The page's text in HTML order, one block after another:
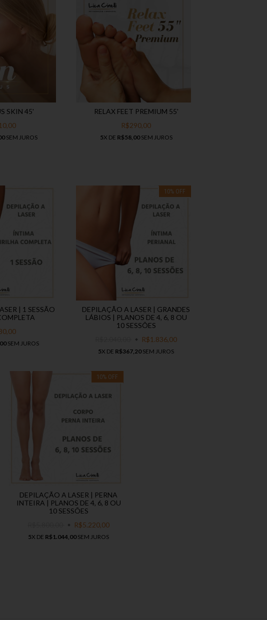
SKIN 45'
SEM JUROS
RELAX FEET PREMIUM 55'
R$290,00
5X DE R$58,00SEM JUROS
| 1 SESSÃO
SEM JUROS
10% OFF
DEPILAÇÃO A LASER | GRANDES
LÁBIOS | PLANOS DE 4, 6, 8 OU
10 SESSÕES
R$1.836,00
5X DE R$367,20SEM JUROS
10% OFF
DEPILAÇÃO A LASER | PERNA
INTEIRA | PLANOS DE 4, 6, 8 OU
10 SESSÕES
R$5.220,00
5X DE R$1.044,00SEM JUROS